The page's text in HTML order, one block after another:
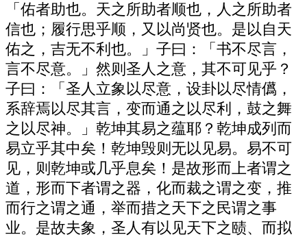
「佑者助也。天之所助者顺也，人之所助者
信也；履行思乎顺，又以尚贤也。是以自天
佑之，吉无不利也。」子曰：「书不尽言，
言不尽意。」然则圣人之意，其不可见乎？
子曰：「圣人立象以尽意，设卦以尽情儰，
系辞焉以尽其言，变而通之以尽利，鼓之舞
之以尽神。」乾坤其易之蕴耶？乾坤成列而
易立乎其中矣！乾坤毁则无以见易。易不可
见，则乾坤或几乎息矣！是故形而上者谓之
道，形而下者谓之器，化而裁之谓之变，推
而行之谓之通，举而措之天下之民谓之事
业。是故夫象，圣人有以见天下之赜、而拟